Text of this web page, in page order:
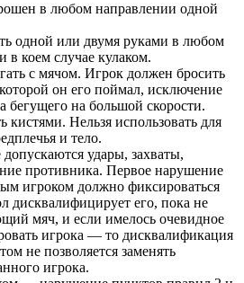
в любом направлении одной
одной или двумя руками в любом
в коем случае кулаком.
с мячом. Игрок должен бросить
он его поймал, исключение
бегущего на большой скорости.
Нельзя использовать для
и тело.
удары, захваты,
противника. Первое нарушение
игроком должно фиксироваться
дисквалифицирует его, пока не
мяч, и если имелось очевидное
игрока — то дисквалификация
не позволяется заменять
игрока.